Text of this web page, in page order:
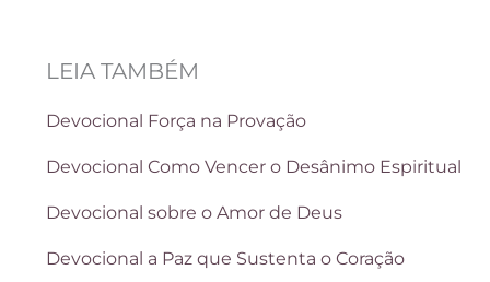
LEIA TAMBÉM
Devocional Força na Provação
Devocional Como Vencer o Desânimo Espiritual
Devocional sobre o Amor de Deus
Devocional a Paz que Sustenta o Coração